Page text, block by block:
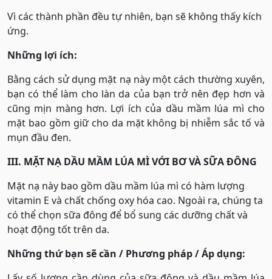
Vì các thành phần đều tự nhiên, bạn sẽ không thấy kích
ứng.
Những lợi ích:
Bằng cách sử dụng mặt nạ này một cách thường xuyên,
bạn có thể làm cho làn da của bạn trở nên đẹp hơn và
cũng mịn màng hơn. Lợi ích của dầu mầm lúa mì cho
mặt bao gồm giữ cho da mặt không bị nhiễm sắc tố và
mụn đầu đen.
III. MẶT NẠ DẦU MẦM LÚA MÌ VỚI BƠ VÀ SỮA ĐÔNG
Mặt nạ này bao gồm dầu mầm lúa mì có hàm lượng
vitamin E và chất chống oxy hóa cao. Ngoài ra, chúng ta
có thể chọn sữa đông để bổ sung các dưỡng chất và
hoạt động tốt trên da.
Những thứ bạn sẽ cần / Phương pháp / Áp dụng: